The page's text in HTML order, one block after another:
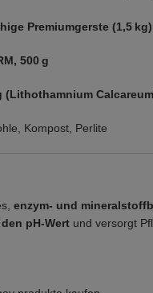
Premiumgerste (1,5 kg)
500 g
(Lithothamnium
Kompost, Perlite
enzym- und
pH-Wert und versorgt